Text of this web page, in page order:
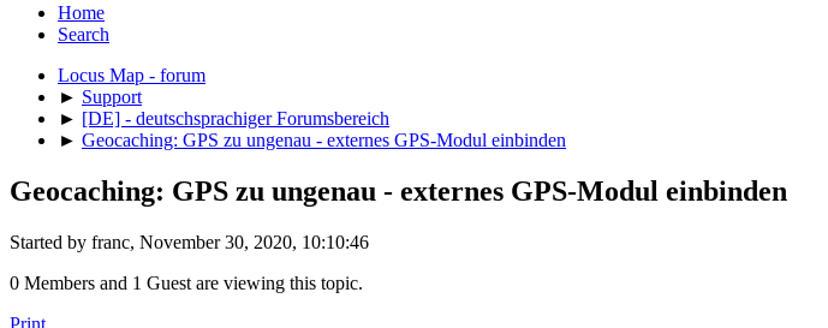
Home
Search
Locus Map - forum
► Support
► [DE] - deutschsprachiger Forumsbereich
► Geocaching: GPS zu ungenau - externes GPS-Modul einbinden
Geocaching: GPS zu ungenau - externes GPS-Modul einbinden
Started by franc, November 30, 2020, 10:10:46
0 Members and 1 Guest are viewing this topic.
Print